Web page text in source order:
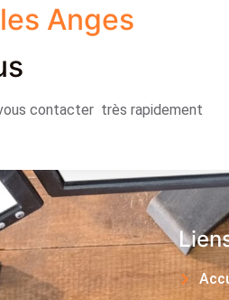
Anges
contacter très rapidement